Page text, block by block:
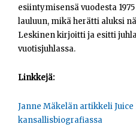
esiintymisensä vuodesta
lauluun, mikä herätti aluksi
Leskinen kirjoitti ja esitti
vuotisjuhlassa.
Linkkejä:
Janne Mäkelän artikkeli
kansallisbiografiassa